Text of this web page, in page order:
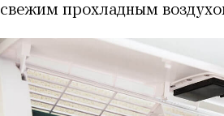
свежим прохладным